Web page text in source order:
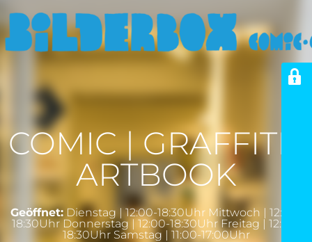
COMIC | GRAFFITI |
ARTBOOK
Geöffnet: Dienstag | 12:00-18:30Uhr Mittwoch | 12:00-
18:30Uhr Donnerstag | 12:00-18:30Uhr Freitag | 12:00-
18:30Uhr Samstag | 11:00-17:00Uhr